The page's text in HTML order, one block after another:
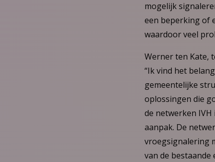
mogelijk
een beperking of
waardoor veel
Werner ten Kate,
“Ik vind het
gemeentelijke
oplossingen die
de netwerken IVH
aanpak. De
vroegsignalering
van de bestaande